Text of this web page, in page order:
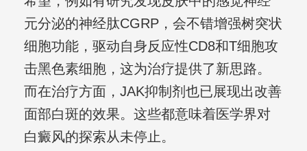
元分泌的神经肽CGRP，会不错增强树突状
细胞功能，驱动自身反应性CD8和T细胞攻
击黑色素细胞，这为治疗提供了新思路。
而在治疗方面，JAK抑制剂也已展现出改善
面部白斑的效果。这些都意味着医学界对
白癜风的探索从未停止。